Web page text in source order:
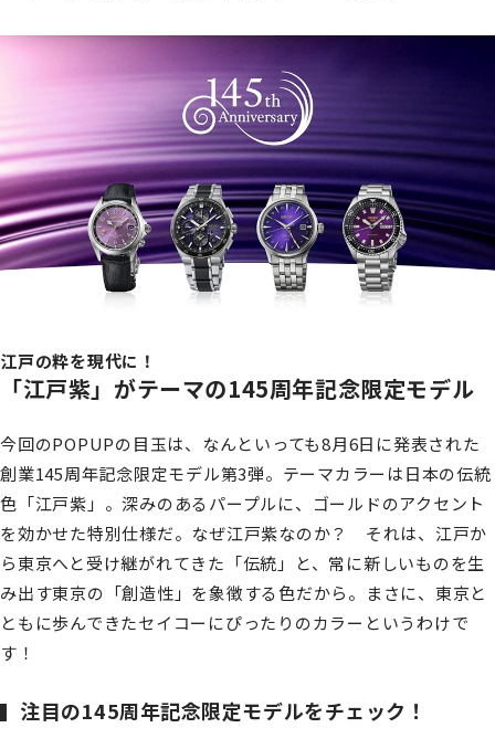
江戸の粋を現代に！
「江戸紫」がテーマの145周年記念限定モデル
今回のPOPUPの目玉は、なんといっても8月6日に発表された
創業145周年記念限定モデル第3弾。テーマカラーは日本の伝統
色「江戸紫」。深みのあるパープルに、ゴールドのアクセント
を効かせた特別仕様だ。なぜ江戸紫なのか？ それは、江戸か
ら東京へと受け継がれてきた「伝統」と、常に新しいものを生
み出す東京の「創造性」を象徴する色だから。まさに、東京と
ともに歩んできたセイコーにぴったりのカラーというわけで
す！
注目の145周年記念限定モデルをチェック！